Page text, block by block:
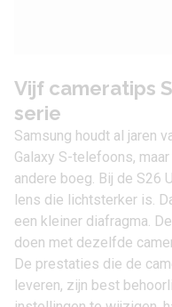
Vijf cameratips
serie
Samsung houdt al jaren
Galaxy S-telefoons,
andere boeg. Bij de S26
lens die lichtsterker is.
een kleiner diafragma.
doen met dezelfde
De prestaties die de
leveren, zijn best